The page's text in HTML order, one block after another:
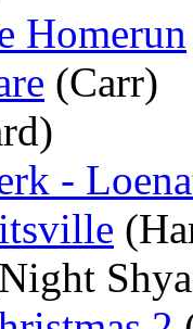
Homerun
(Carr)
-